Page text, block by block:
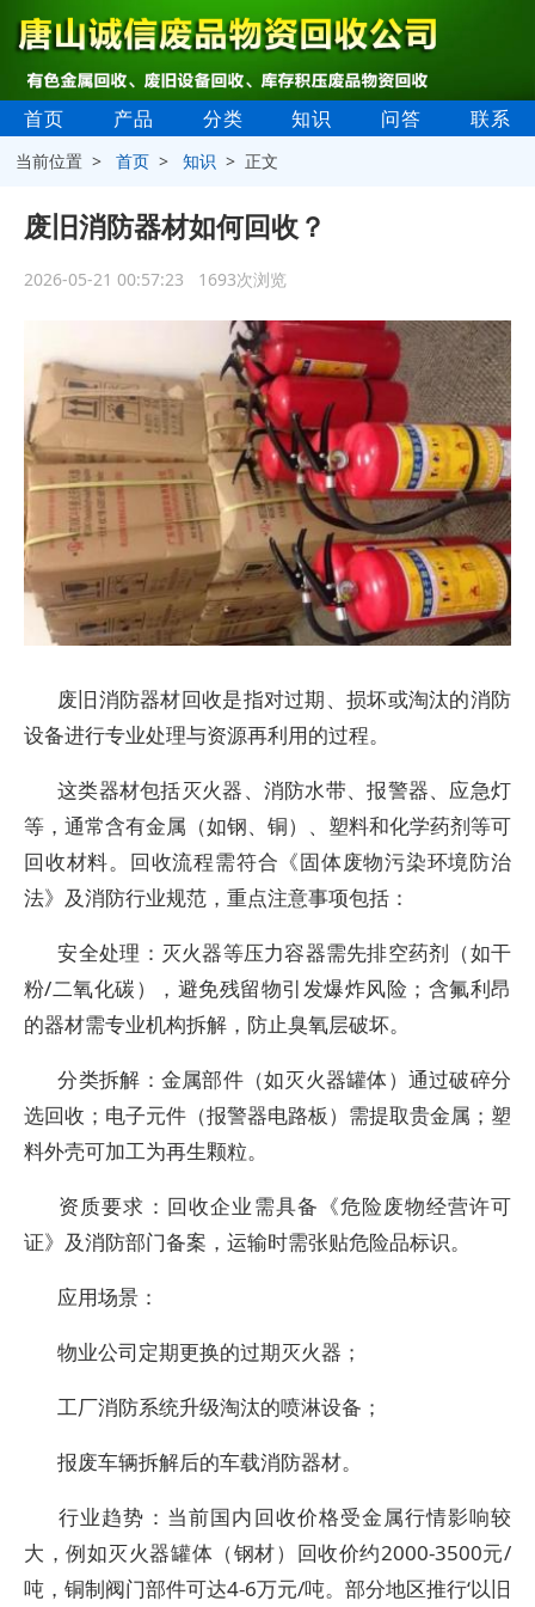
首页 产品 分类 知识 问答 联系
当前位置 >首页 >知识 > 正文
废旧消防器材如何回收？
2026-05-21 00:57:23 1693次浏览
废旧消防器材回收是指对过期、损坏或淘汰的消防
设备进行专业处理与资源再利用的过程。
这类器材包括灭火器、消防水带、报警器、应急灯
等，通常含有金属（如钢、铜）、塑料和化学药剂等可
回收材料。回收流程需符合《固体废物污染环境防治
法》及消防行业规范，重点注意事项包括：
‌安全处理‌：灭火器等压力容器需先排空药剂（如干
粉/二氧化碳），避免残留物引发爆炸风险；含氟利昂
的器材需专业机构拆解，防止臭氧层破坏。
‌分类拆解‌：金属部件（如灭火器罐体）通过破碎分
选回收；电子元件（报警器电路板）需提取贵金属；塑
料外壳可加工为再生颗粒。
‌资质要求‌：回收企业需具备《危险废物经营许可
证》及消防部门备案，运输时需张贴危险品标识。
‌应用场景‌：
物业公司定期更换的过期灭火器；
工厂消防系统升级淘汰的喷淋设备；
报废车辆拆解后的车载消防器材。
‌行业趋势‌：当前国内回收价格受金属行情影响较
大，例如灭火器罐体（钢材）回收价约2000-3500元/
吨，铜制阀门部件可达4-6万元/吨。部分地区推行‘以旧